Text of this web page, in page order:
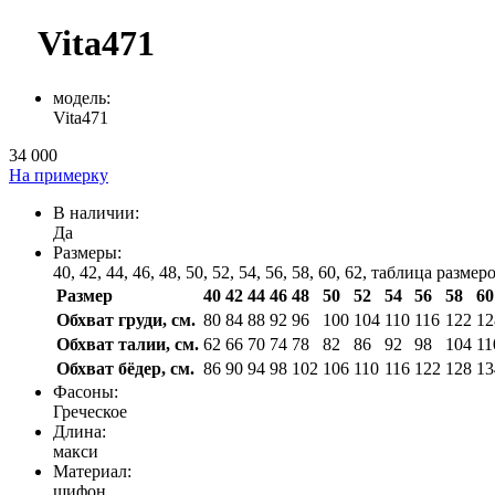
Vita471
модель:
Vita471
34 000
На примерку
В наличии:
Да
Размеры:
40, 42, 44, 46, 48, 50, 52, 54, 56, 58, 60, 62, таблица
Размер
40 42 44 46 48 50 52 54 56 58
60
Обхват груди, см. 80 84 88 92 96 100 104 110 116 122
Обхват талии, см. 62 66 70 74 78 82 86 92 98 104
Обхват бёдер, см. 86 90 94 98 102 106 110 116 122 128
Фасоны:
Греческое
Длина:
макси
Материал:
шифон